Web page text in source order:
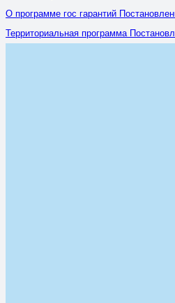
О программе гос гарантий
Территориальная программа